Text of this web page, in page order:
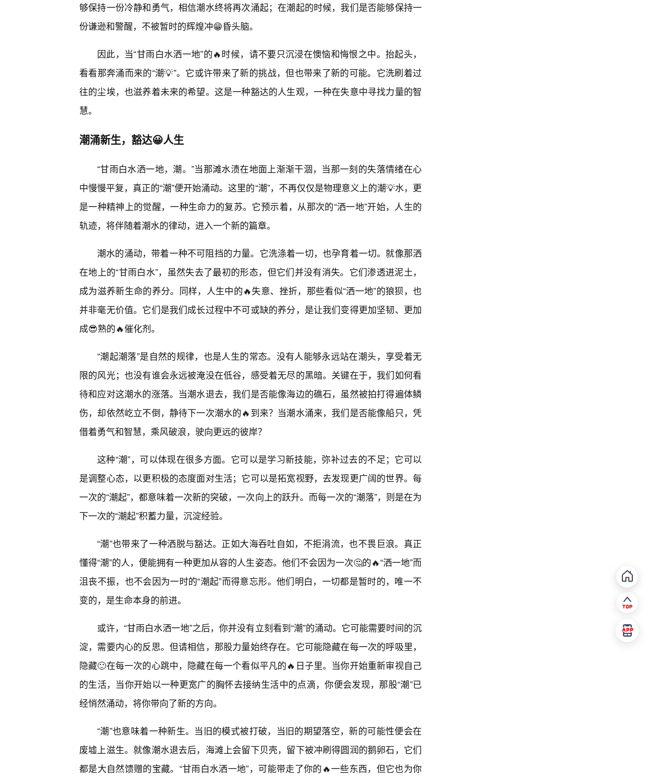
够保持一份冷静和勇气，相信潮水终将再次涌起；在潮起的时候，我们是否能够保持一
份谦逊和警醒，不被暂时的辉煌冲😁昏头脑。
因此，当“甘雨白水洒一地”的🔥时候，请不要只沉浸在懊恼和悔恨之中。抬起头，
看看那奔涌而来的“潮💡”。它或许带来了新的挑战，但也带来了新的可能。它洗刷着过
往的尘埃，也滋养着未来的希望。这是一种豁达的人生观，一种在失意中寻找力量的智
慧。
潮涌新生，豁达😀人生
“甘雨白水洒一地，潮。”当那滩水渍在地面上渐渐干涸，当那一刻的失落情绪在心
中慢慢平复，真正的“潮”便开始涌动。这里的“潮”，不再仅仅是物理意义上的潮💡水，更
是一种精神上的觉醒，一种生命力的复苏。它预示着，从那次的“洒一地”开始，人生的
轨迹，将伴随着潮水的律动，进入一个新的篇章。
潮水的涌动，带着一种不可阻挡的力量。它洗涤着一切，也孕育着一切。就像那洒
在地上的“甘雨白水”，虽然失去了最初的形态，但它们并没有消失。它们渗透进泥土，
成为滋养新生命的养分。同样，人生中的🔥失意、挫折，那些看似“洒一地”的狼狈，也
并非毫无价值。它们是我们成长过程中不可或缺的养分，是让我们变得更加坚韧、更加
成😎熟的🔥催化剂。
“潮起潮落”是自然的规律，也是人生的常态。没有人能够永远站在潮头，享受着无
限的风光；也没有谁会永远被淹没在低谷，感受着无尽的黑暗。关键在于，我们如何看
待和应对这潮水的涨落。当潮水退去，我们是否能像海边的礁石，虽然被拍打得遍体鳞
伤，却依然屹立不倒，静待下一次潮水的🔥到来？当潮水涌来，我们是否能像船只，凭
借着勇气和智慧，乘风破浪，驶向更远的彼岸？
这种“潮”，可以体现在很多方面。它可以是学习新技能，弥补过去的不足；它可以
是调整心态，以更积极的态度面对生活；它可以是拓宽视野，去发现更广阔的世界。每
一次的“潮起”，都意味着一次新的突破，一次向上的跃升。而每一次的“潮落”，则是在为
下一次的“潮起”积蓄力量，沉淀经验。
“潮”也带来了一种洒脱与豁达。正如大海吞吐自如，不拒涓流，也不畏巨浪。真正
懂得“潮”的人，便能拥有一种更加从容的人生姿态。他们不会因为一次🤔的🔥“洒一地”而
沮丧不振，也不会因为一时的“潮起”而得意忘形。他们明白，一切都是暂时的，唯一不
变的，是生命本身的前进。
或许，“甘雨白水洒一地”之后，你并没有立刻看到“潮”的涌动。它可能需要时间的沉
淀，需要内心的反思。但请相信，那股力量始终存在。它可能隐藏在每一次的呼吸里，
隐藏🙂在每一次的心跳中，隐藏在每一个看似平凡的🔥日子里。当你开始重新审视自己
的生活，当你开始以一种更宽广的胸怀去接纳生活中的点滴，你便会发现，那股“潮”已
经悄然涌动，将你带向了新的方向。
“潮”也意味着一种新生。当旧的模式被打破，当旧的期望落空，新的可能性便会在
废墟上滋生。就像潮水退去后，海滩上会留下贝壳，留下被冲刷得圆润的鹅卵石，它们
都是大自然馈赠的宝藏。“甘雨白水洒一地”，可能带走了你的🔥一些东西，但它也为你